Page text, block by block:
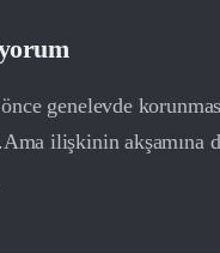
genelevde
ilişkinin